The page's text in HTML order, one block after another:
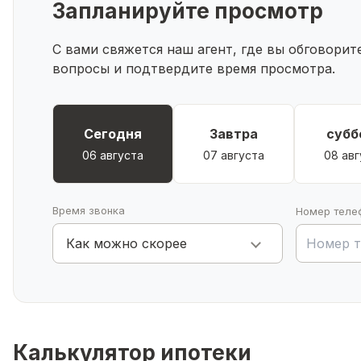
Удобный вход, светлые комнаты, санузел, кухня и
Преимущества:
Участок правильной формы, ухожен, с
Возможность расширения участка или
Отличное расположение рядом с
Звоните в любое время📞
Помощь в одобрении ипотеки❗
Запланируйте просмотр
С вами свяжется наш агент, где вы
вопросы и подтвердите время просмотра.
Сегодня
06 августа
Завтра
07 августа 08
Время звонка
Как можно скорее
Номер
Калькулятор ипотеки